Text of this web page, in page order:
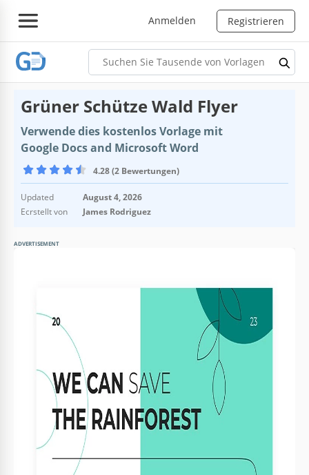
Anmelden Registrieren
Grüner Schütze Wald Flyer
Verwende dies kostenlos Vorlage mit
Google Docs and Microsoft Word
4.28 (2 Bewertungen)
Updated
August 4, 2026
Ecrstellt von
James Rodriguez
ADVERTISEMENT